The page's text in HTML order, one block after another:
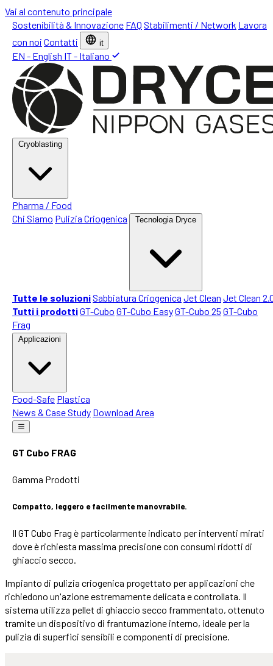
Vai al contenuto principale
Sostenibilità & Innovazione FAQ Stabilimenti / Network Lavora
con noi Contatti it
EN - English IT - Italiano
Cryoblasting
Pharma / Food
Chi Siamo Pulizia Criogenica Tecnologia Dryce
Tutte le soluzioniSabbiatura Criogenica Jet Clean Jet Clean
Tutti i prodottiGT-Cubo GT-Cubo EasyGT-Cubo 25 GT-Cubo
Frag
Applicazioni
Food-Safe Plastica
News & Case Study Download Area
GT Cubo FRAG
Gamma Prodotti
Compatto, leggero e facilmente manovrabile.
Il GT Cubo Frag è particolarmente indicato per interventi mirati
dove è richiesta massima precisione con consumi ridotti di
ghiaccio secco.
Impianto di pulizia criogenica progettato per applicazioni che
richiedono un'azione estremamente delicata e controllata. Il
sistema utilizza pellet di ghiaccio secco frammentato, ottenuto
tramite un dispositivo di frantumazione interno, ideale per la
pulizia di superfici sensibili e componenti di precisione.